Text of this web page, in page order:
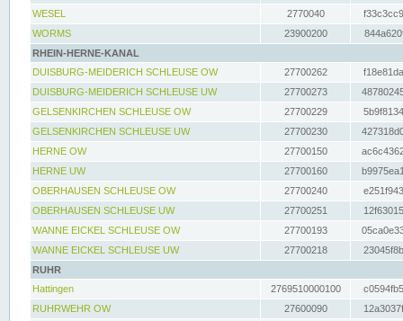
WESEL
2770040
WORMS
23900200
RHEIN-HERNE-KANAL
DUISBURG-MEIDERICH SCHLEUSE OW
27700262
DUISBURG-MEIDERICH SCHLEUSE UW
27700273
GELSENKIRCHEN SCHLEUSE OW
27700229
GELSENKIRCHEN SCHLEUSE UW
27700230
HERNE OW
27700150
HERNE UW
27700160
OBERHAUSEN SCHLEUSE OW
27700240
OBERHAUSEN SCHLEUSE UW
27700251
WANNE EICKEL SCHLEUSE OW
27700193
WANNE EICKEL SCHLEUSE UW
27700218
RUHR
Hattingen
2769510000100
RUHRWEHR OW
27600090